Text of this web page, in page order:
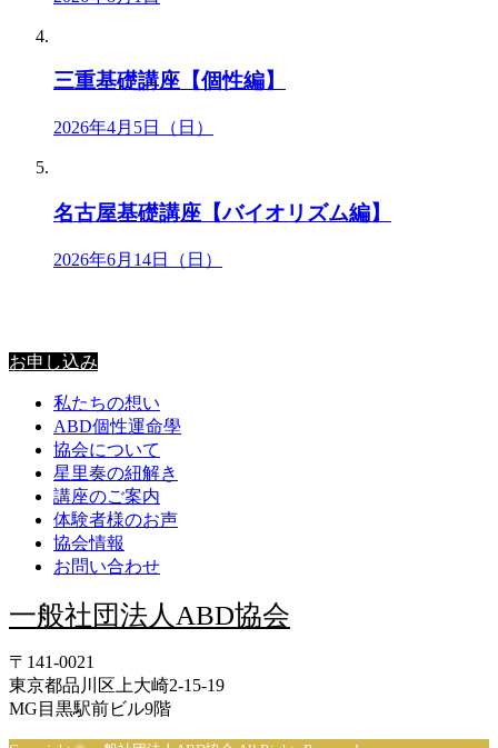
三重基礎講座【個性編】
2026年4月5日（日）
名古屋基礎講座【バイオリズム編】
2026年6月14日（日）
お申し込み
私たちの想い
ABD個性運命學
協会について
星里奏の紐解き
講座のご案内
体験者様のお声
協会情報
お問い合わせ
一般社団法人ABD協会
〒141-0021
東京都品川区上大崎2-15-19
MG目黒駅前ビル9階